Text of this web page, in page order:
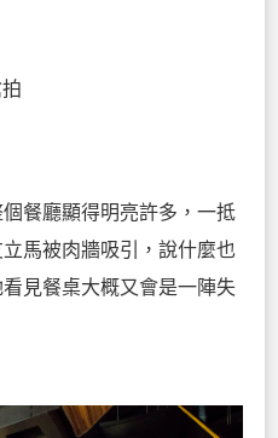
餐廳顯得明亮許多，一抵
馬被肉牆吸引，說什麼也
見餐桌大概又會是一陣失